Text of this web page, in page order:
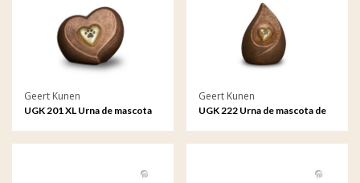
Geert Kunen
UGK 201 XL Urna de mascota
Geert Kunen
UGK 222 Urna de mascota de